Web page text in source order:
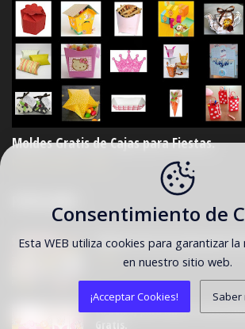
Moldes Gratis de Cajas para Fiestas.
Moldes Gratis de Cajas para
La Selva, para Niñas:
Consentimiento de
Esta WEB utiliza cookies para garantizar
en nuestro sitio web.
¡Acceptar Cookies! Saber